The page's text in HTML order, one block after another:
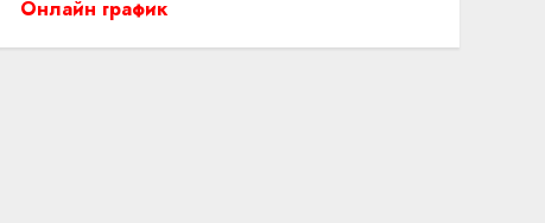
Онлайн график